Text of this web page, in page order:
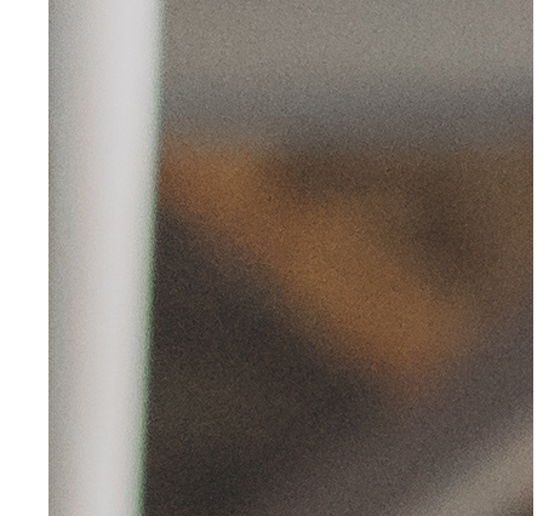
Stellenangebote
Wuppertal, Solingen, Remscheid, Düsseldorf
Velbert